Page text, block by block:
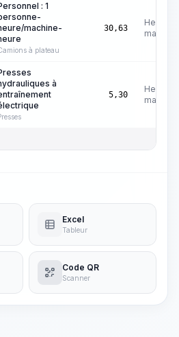
: 1
machine-
à plateau
30,63
Heures
machine
à
5,30
Heures
machine
Excel
Tableur
Code QR
Scanner